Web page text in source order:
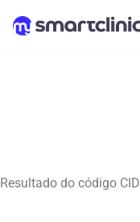
Resultado do código CID